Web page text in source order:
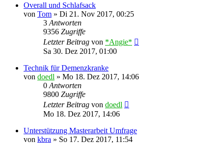
Overall und Schlafsack
von Tom » Di 21. Nov 2017, 00:25
3 Antworten
9356 Zugriffe
Letzter Beitrag von *Angie*
Sa 30. Dez 2017, 01:00
Technik für Demenzkranke
von doedl » Mo 18. Dez 2017, 14:06
0 Antworten
9800 Zugriffe
Letzter Beitrag von doedl
Mo 18. Dez 2017, 14:06
Unterstützung Masterarbeit Umfrage
von kbra » So 17. Dez 2017, 11:54